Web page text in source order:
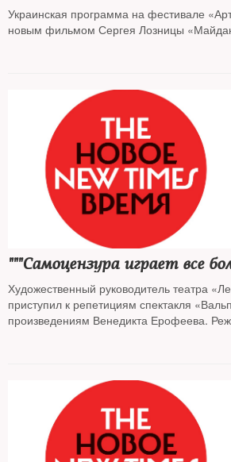
Украинская программа на фестивале
новым фильмом Сергея Лозницы
"""Самоцензура играет все
Художественный руководитель театра
приступил к репетициям спектакля
произведениям Венедикта Ерофеева.